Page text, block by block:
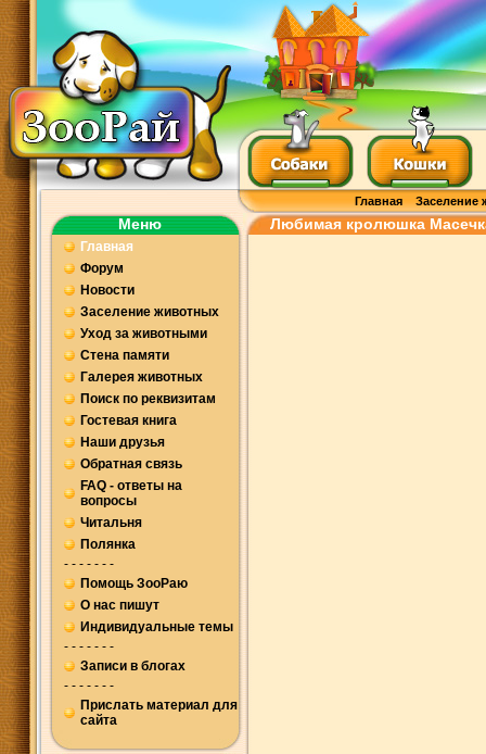
Главная Заселение
Меню
Главная
Форум
Новости
Заселение животных
Уход за животными
Стена памяти
Галерея животных
Поиск по реквизитам
Гостевая книга
Наши друзья
Обратная связь
FAQ - ответы на
вопросы
Читальня
Полянка
- - - - - - -
Помощь ЗооРаю
О нас пишут
Индивидуальные темы
- - - - - - -
Записи в блогах
- - - - - - -
Прислать материал для
сайта
Любимая кролюшка